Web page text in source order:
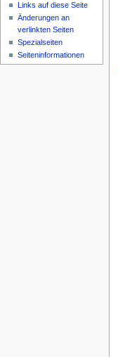
Links auf diese Seite
Änderungen an
verlinkten Seiten
Spezialseiten
Seiten­­informationen